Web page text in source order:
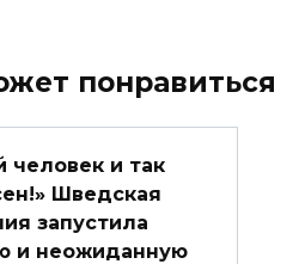
понравиться
человек и так
Шведская
запустила
и неожиданную